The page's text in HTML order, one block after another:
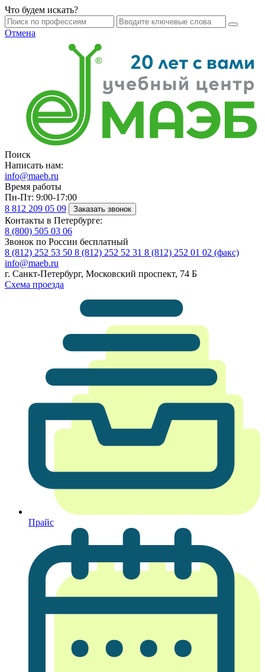
Что будем искать?
Отмена
Поиск
Написать нам:
info@maeb.ru
Время работы
Пн-Пт: 9:00-17:00
8 812 209 05 09 Заказать звонок
Контакты в Петербурге:
8 (800) 505 03 06
Звонок по России бесплатный
8 (812) 252 53 50 8 (812) 252 52 31 8 (812) 252 01 02 (факс)
info@maeb.ru
г. Санкт-Петербург, Московский проспект, 74 Б
Схема проезда
Прайс